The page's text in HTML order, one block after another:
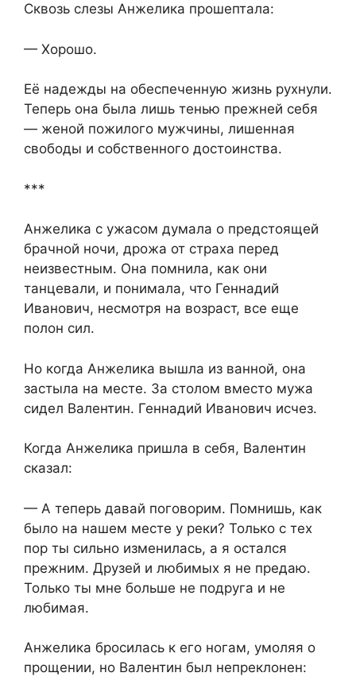
Сквозь слезы Анжелика прошептала:
— Хорошо.
Её надежды на обеспеченную жизнь рухнули.
Теперь она была лишь тенью прежней себя
— женой пожилого мужчины, лишенная
свободы и собственного достоинства.
***
Анжелика с ужасом думала о предстоящей
брачной ночи, дрожа от страха перед
неизвестным. Она помнила, как они
танцевали, и понимала, что Геннадий
Иванович, несмотря на возраст, все еще
полон сил.
Но когда Анжелика вышла из ванной, она
застыла на месте. За столом вместо мужа
сидел Валентин. Геннадий Иванович исчез.
Когда Анжелика пришла в себя, Валентин
сказал:
— А теперь давай поговорим. Помнишь, как
было на нашем месте у реки? Только с тех
пор ты сильно изменилась, а я остался
прежним. Друзей и любимых я не предаю.
Только ты мне больше не подруга и не
любимая.
Анжелика бросилась к его ногам, умоляя о
прощении, но Валентин был непреклонен: